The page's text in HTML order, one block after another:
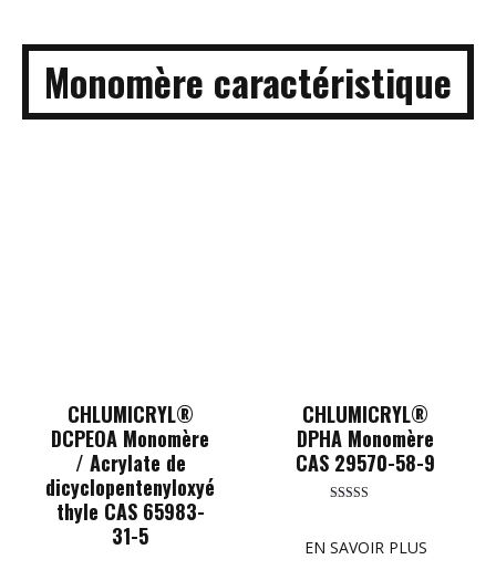
Monomère caractéristique
CHLUMICRYL®
DCPEOA Monomère
/ Acrylate de
dicyclopentenyloxyé
thyle CAS 65983-
31-5
CHLUMICRYL®
DPHA Monomère
CAS 29570-58-9
out of 5
EN SAVOIR PLUS